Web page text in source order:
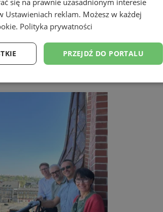
się na prawnie uzasadnionym interesie
Ustawieniach reklam. Możesz w każdej
. Polityka prywatności
PRZEJDŹ DO PORTALU
Targetowanie Funkcjonalność
Funkcjonalność
strony internetowej, takich jak logowanie użytkownika i
korzystać ze strony internetowej.
Opis